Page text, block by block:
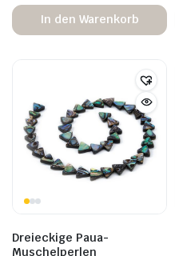
In den Warenkorb
Dreieckige Paua-
Muschelperlen